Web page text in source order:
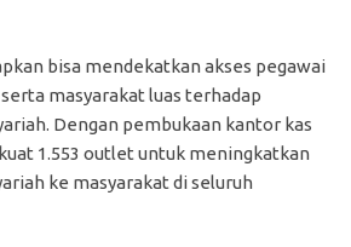
bisa mendekatkan akses pegawai
masyarakat luas terhadap
Dengan pembukaan kantor kas
1.553 outlet untuk meningkatkan
ke masyarakat di seluruh